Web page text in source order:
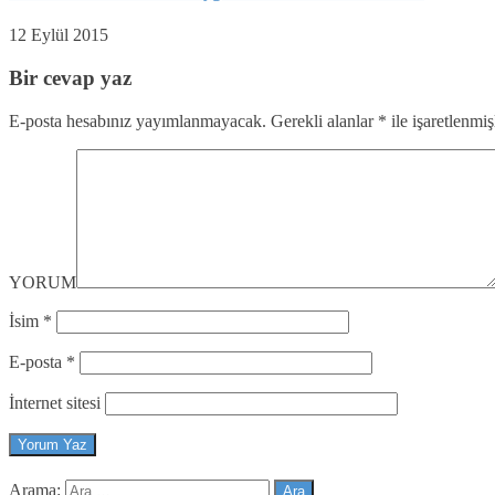
12 Eylül 2015
Bir cevap yaz
E-posta hesabınız yayımlanmayacak. Gerekli alanlar * ile
YORUM
İsim *
E-posta *
İnternet sitesi
Arama: